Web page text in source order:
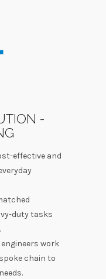
-
effective and
duty tasks
engineers work
chain to